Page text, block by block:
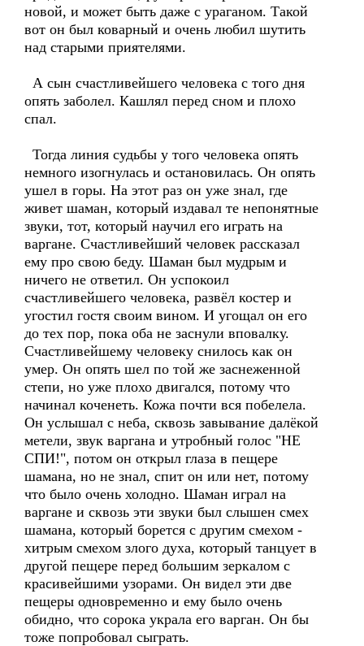
новой, и может быть даже с ураганом. Такой
вот он был коварный и очень любил шутить
над старыми приятелями.
А сын счастливейшего человека с того дня
опять заболел. Кашлял перед сном и плохо
спал.
Тогда линия судьбы у того человека опять
немного изогнулась и остановилась. Он опять
ушел в горы. На этот раз он уже знал, где
живет шаман, который издавал те непонятные
звуки, тот, который научил его играть на
варгане. Счастливейший человек рассказал
ему про свою беду. Шаман был мудрым и
ничего не ответил. Он успокоил
счастливейшего человека, развёл костер и
угостил гостя своим вином. И угощал он его
до тех пор, пока оба не заснули вповалку.
Счастливейшему человеку снилось как он
умер. Он опять шел по той же заснеженной
степи, но уже плохо двигался, потому что
начинал коченеть. Кожа почти вся побелела.
Он услышал с неба, сквозь завывание далёкой
метели, звук варгана и утробный голос "НЕ
СПИ!", потом он открыл глаза в пещере
шамана, но не знал, спит он или нет, потому
что было очень холодно. Шаман играл на
варгане и сквозь эти звуки был слышен смех
шамана, который борется с другим смехом -
хитрым смехом злого духа, который танцует в
другой пещере перед большим зеркалом с
красивейшими узорами. Он видел эти две
пещеры одновременно и ему было очень
обидно, что сорока украла его варган. Он бы
тоже попробовал сыграть.